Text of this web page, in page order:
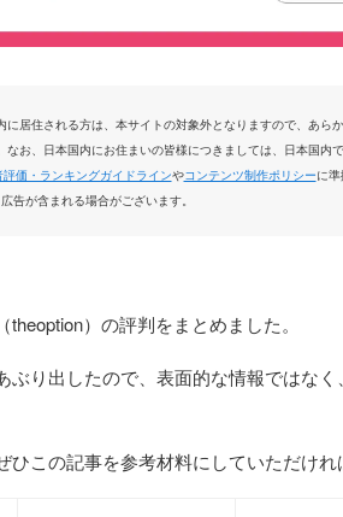
居住される方は、本サイトの対象外となりますので、あら
お、日本国内にお住まいの皆様につきましては、日本国内
価・ランキングガイドラインやコンテンツ制作ポリシーに
告が含まれる場合がございます。
）の評判をまとめました。
り出したので、表面的な情報ではなく
この記事を参考材料にしていただけれ